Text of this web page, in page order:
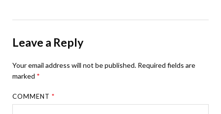
Leave a Reply
Your email address will not be published. Required fields are
marked *
COMMENT*